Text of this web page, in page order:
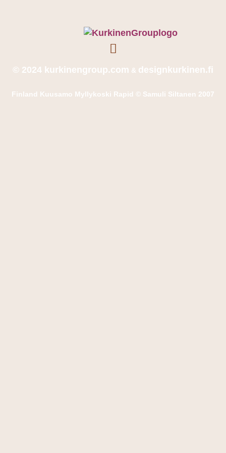
© 2024 kurkinengroup.com & designkurkinen.fi
Finland Kuusamo Myllykoski Rapid © Samuli Siltanen 2007